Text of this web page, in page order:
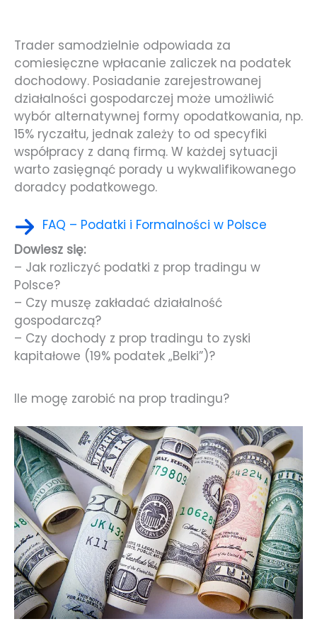
Trader samodzielnie odpowiada za
comiesięczne wpłacanie zaliczek na podatek
dochodowy. Posiadanie zarejestrowanej
działalności gospodarczej może umożliwić
wybór alternatywnej formy opodatkowania, np.
15% ryczałtu, jednak zależy to od specyfiki
współpracy z daną firmą. W każdej sytuacji
warto zasięgnąć porady u wykwalifikowanego
doradcy podatkowego.
FAQ – Podatki i Formalności w Polsce
Dowiesz się:
– Jak rozliczyć podatki z prop tradingu w
Polsce?
– Czy muszę zakładać działalność
gospodarczą?
– Czy dochody z prop tradingu to zyski
kapitałowe (19% podatek „Belki”)?
Ile mogę zarobić na prop tradingu?